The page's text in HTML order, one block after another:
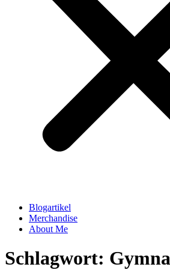
Blogartikel
Merchandise
About Me
Schlagwort: